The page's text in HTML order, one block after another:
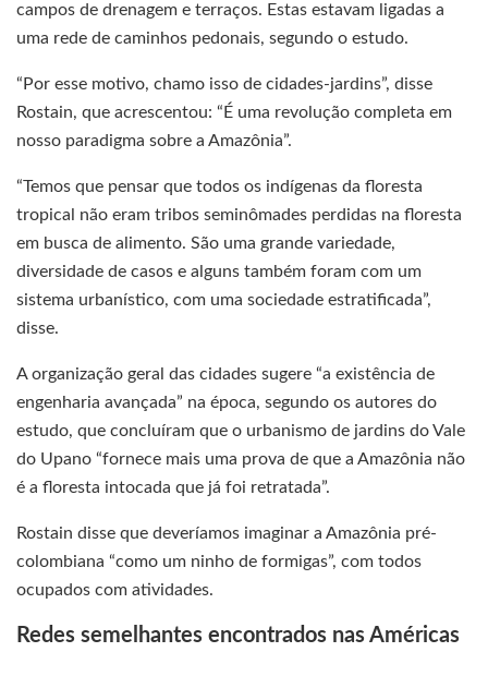
campos de drenagem e terraços. Estas estavam ligadas a
uma rede de caminhos pedonais, segundo o estudo.
“Por esse motivo, chamo isso de cidades-jardins”, disse
Rostain, que acrescentou: “É uma revolução completa em
nosso paradigma sobre a Amazônia”.
“Temos que pensar que todos os indígenas da floresta
tropical não eram tribos seminômades perdidas na floresta
em busca de alimento. São uma grande variedade,
diversidade de casos e alguns também foram com um
sistema urbanístico, com uma sociedade estratificada”,
disse.
A organização geral das cidades sugere “a existência de
engenharia avançada” na época, segundo os autores do
estudo, que concluíram que o urbanismo de jardins do Vale
do Upano “fornece mais uma prova de que a Amazônia não
é a floresta intocada que já foi retratada”.
Rostain disse que deveríamos imaginar a Amazônia pré-
colombiana “como um ninho de formigas”, com todos
ocupados com atividades.
Redes semelhantes encontrados nas Américas